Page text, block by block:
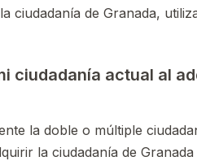
ciudadanía de Granada,
ciudadanía actual al
la doble o múltiple
la ciudadanía de